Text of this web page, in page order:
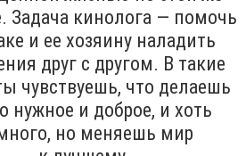
Задача кинолога — помочь
и ее хозяину наладить
друг с другом. В такие
чувствуешь, что делаешь
нужное и доброе, и хоть
но меняешь мир